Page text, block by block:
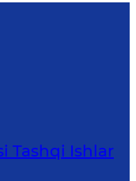
Tashqi Ishlаr